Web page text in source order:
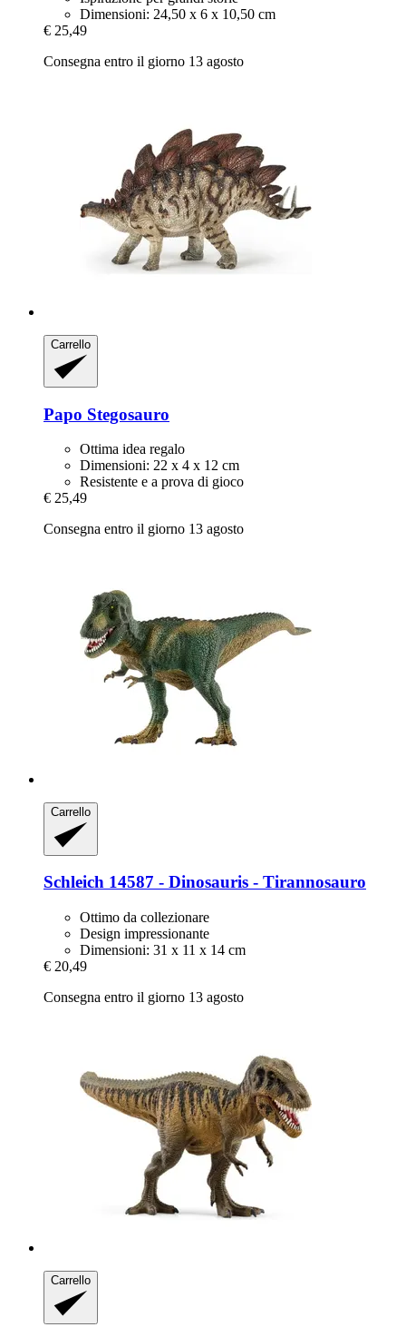
Dimensioni: 24,50 x 6 x 10,50 cm
€ 25,49
Consegna entro il giorno 13 agosto
Carrello
Papo Stegosauro
Ottima idea regalo
Dimensioni: 22 x 4 x 12 cm
Resistente e a prova di gioco
€ 25,49
Consegna entro il giorno 13 agosto
Carrello
Schleich 14587 -​ Dinosauris -​ Tirannosauro
Ottimo da collezionare
Design impressionante
Dimensioni: 31 x 11 x 14 cm
€ 20,49
Consegna entro il giorno 13 agosto
Carrello